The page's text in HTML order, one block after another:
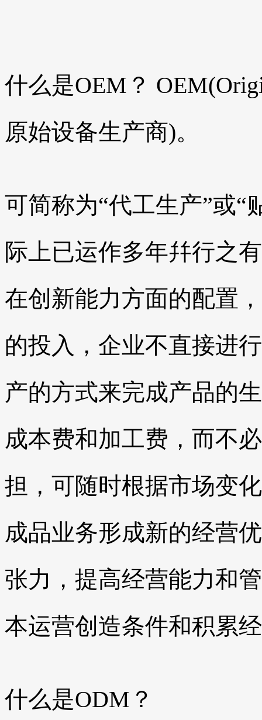
什么是OEM？
原始设备生产商)。
可简称为“代工生产”或“
际上已运作多年幷行之
在创新能力方面的配置
的投入，企业不直接进
产的方式来完成产品的
成本费和加工费，而不
担，可随时根据市场变
成品业务形成新的经营
张力，提高经营能力和
本运营创造条件和积累
什么是ODM？